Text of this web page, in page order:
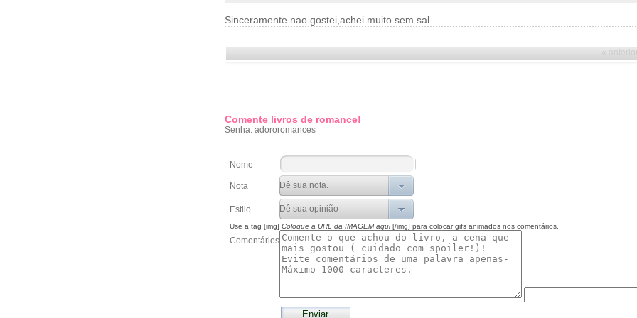
Sinceramente nao gostei,achei muito sem sal.
« anterior
Comente livros de romance!
Senha: adororomances
Nome
Nota
Estilo
Use a tag [img] Coloque a URL da IMAGEM aqui[/img] para colocar gifs animados nos comentários.
Comentários